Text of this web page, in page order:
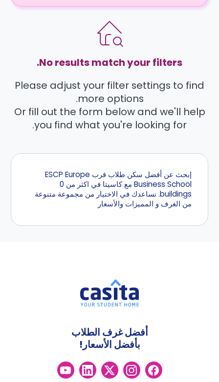
No results match your filters.
Please adjust your filter settings to find
more options.
Or fill out the form below and we'll help
you find what you're looking for.
إبحث عن أفضل سكن طلاب قرب ESCP Europe
Business School مع كاسيتا في اكثر من 0
buildings. نساعدك في الاختيار من مجموعة متنوعة
من الغرف و المميزات والأسعار
أفضل غرف الطلاب
بأفضل الأسعار!